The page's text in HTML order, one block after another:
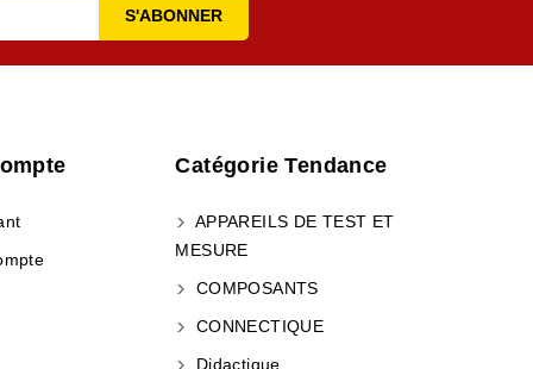
Catégorie Tendance
APPAREILS DE TEST ET
MESURE
COMPOSANTS
CONNECTIQUE
Didactique